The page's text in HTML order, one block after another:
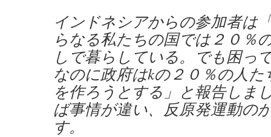
インドネシアからの参加者は
らなる私たちの国では２０％
しで暮らしている。でも困っ
なのに政府はkの２０％の人
を作ろうとする」と報告しま
ば事情が違い、反原発運動の
す。